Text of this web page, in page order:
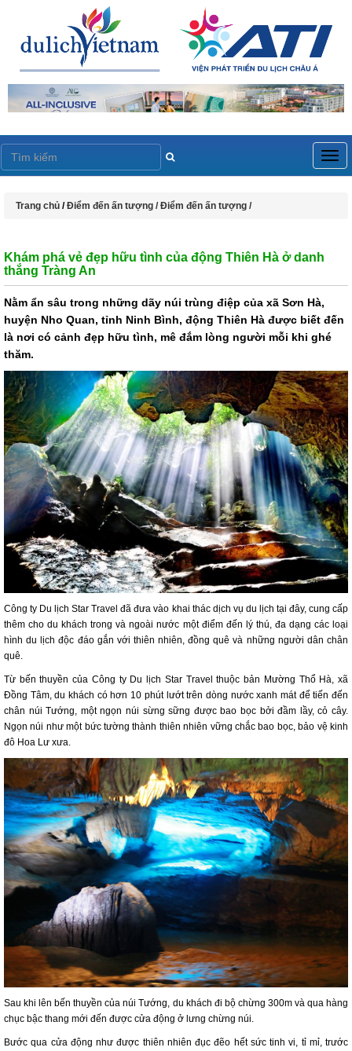
Trang chủ /Điểm đến ấn tượng /Điểm đến ấn tượng /
Khám phá vẻ đẹp hữu tình của động Thiên Hà ở danh
thắng Tràng An
Nằm ẩn sâu trong những dãy núi trùng điệp của xã Sơn Hà,
huyện Nho Quan, tỉnh Ninh Bình, động Thiên Hà được biết đến
là nơi có cảnh đẹp hữu tình, mê đắm lòng người mỗi khi ghé
thăm.
Công ty Du lịch Star Travel đã đưa vào khai thác dịch vụ du lịch tại đây, cung cấp
thêm cho du khách trong và ngoài nước một điểm đến lý thú, đa dạng các loại
hình du lịch độc đáo gắn với thiên nhiên, đồng quê và những người dân chân
quê.
Từ bến thuyền của Công ty Du lịch Star Travel thuộc bản Mường Thổ Hà, xã
Đồng Tâm, du khách có hơn 10 phút lướt trên dòng nước xanh mát để tiến đến
chân núi Tướng, một ngọn núi sừng sững được bao bọc bởi đầm lầy, cỏ cây.
Ngọn núi như một bức tường thành thiên nhiên vững chắc bao bọc, bảo vệ kinh
đô Hoa Lư xưa.
Sau khi lên bến thuyền của núi Tướng, du khách đi bộ chừng 300m và qua hàng
chục bậc thang mới đến được cửa động ở lưng chừng núi.
Bước qua cửa động như được thiên nhiên đục đẽo hết sức tinh vi, tỉ mỉ, trước